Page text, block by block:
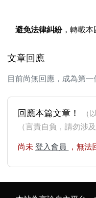
避免法律糾紛，轉載本
文章回應
目前尚無回應，成為第一
回應本篇文章！
（
（言責自負，請勿涉
尚未 登入會員 ，無法